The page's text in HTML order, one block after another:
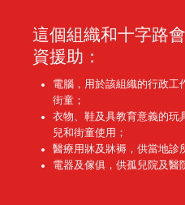
這個組織和十字路
資援助：
電腦，用於該組織的行政工
街童；
衣物、鞋及具教育意義的玩
兒和街童使用；
醫療用牀及牀褥，供當地診
電器及傢俱，供孤兒院及醫